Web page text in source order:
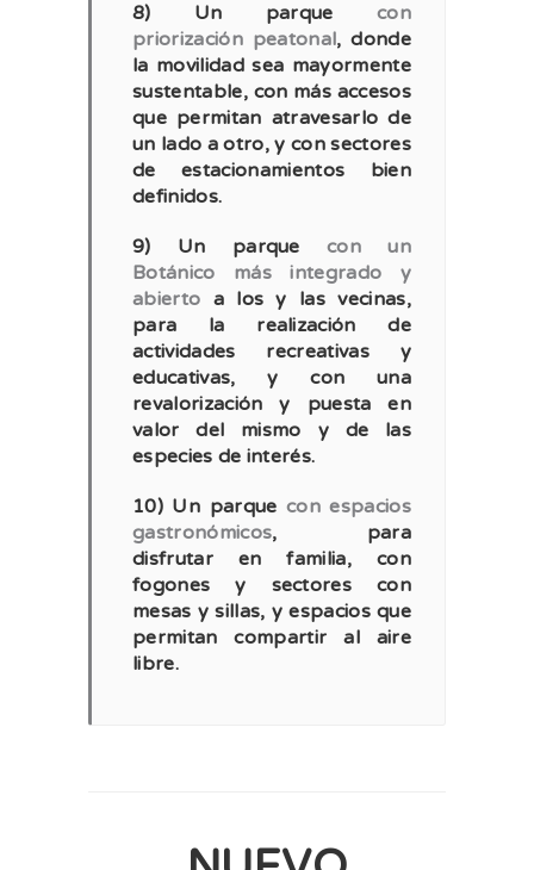
8) Un parquecon
priorización peatonal, donde
la movilidad sea mayormente
sustentable, con más accesos
que permitan atravesarlo de
un lado a otro, y con sectores
de estacionamientos bien
definidos.
9) Un parquecon un
Botánico más integrado y
abierto a los y las vecinas,
para la realización de
actividades recreativas y
educativas, y con una
revalorización y puesta en
valor del mismo y de las
especies de interés.
10) Un parque con espacios
gastronómicos, para
disfrutar en familia, con
fogones y sectores con
mesas y sillas, y espacios que
permitan compartir al aire
libre.